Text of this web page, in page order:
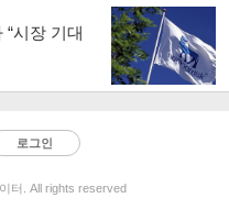
“시장 기대
로그인
터. All rights reserved